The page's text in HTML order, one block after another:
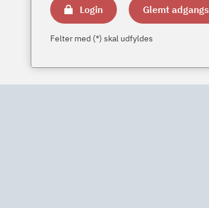
Login Glemt
Felter med (*) skal udfyldes